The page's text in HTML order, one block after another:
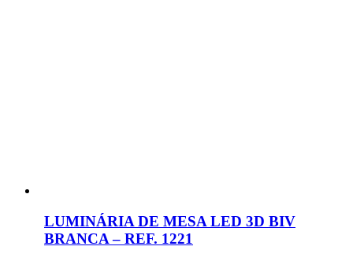
LUMINÁRIA DE MESA LED 3D BIV
BRANCA – REF. 1221